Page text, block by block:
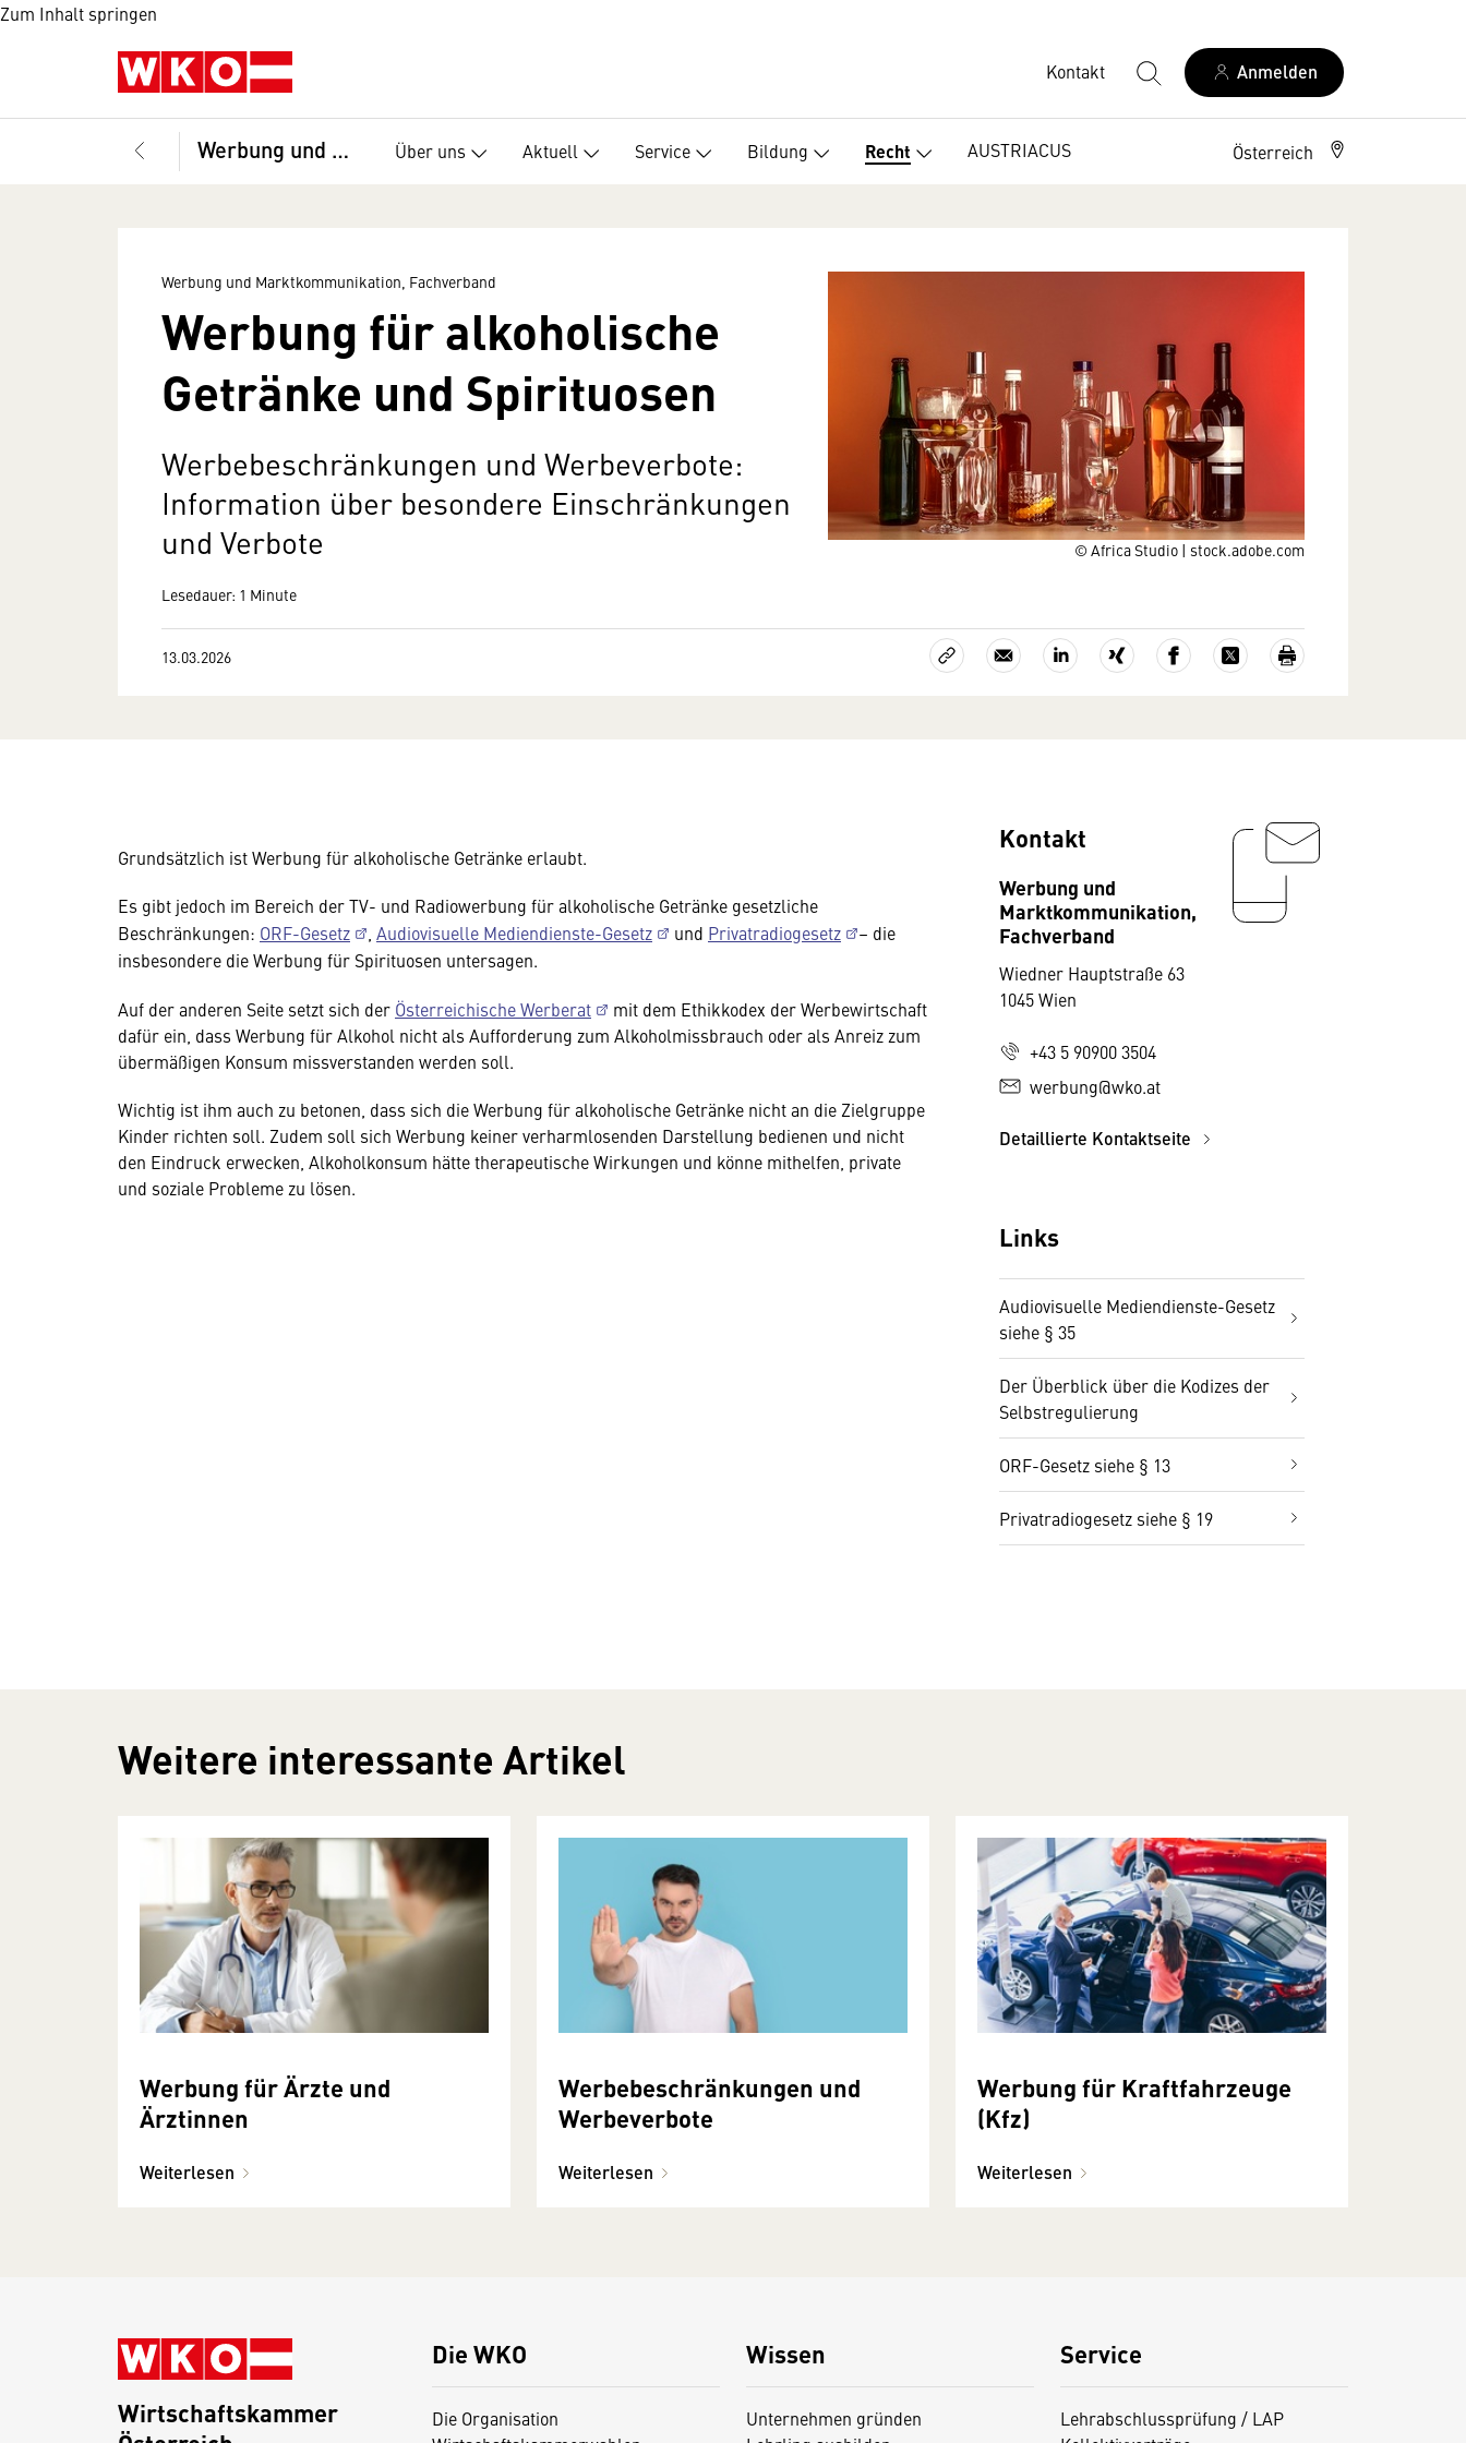
Zum Inhalt springen
Kontakt Anmelden
Werbung und Marktkommunikation, Fachverband Über uns Aktuell Service Bildung Recht AUSTRIACUS Österreich
© Africa Studio | stock.adobe.com
Werbung und Marktkommunikation, Fachverband
Werbung für alkoholische
Getränke und Spirituosen
Werbebeschränkungen und Werbeverbote:
Information über besondere Einschränkungen
und Verbote
Lesedauer: 1 Minute
13.03.2026
Grundsätzlich ist Werbung für alkoholische Getränke erlaubt.
Es gibt jedoch im Bereich der TV- und Radiowerbung für alkoholische Getränke gesetzliche
Beschränkungen: ORF-Gesetz Audiovisuelle Mediendienste-Gesetz und Privatradiogesetz
– die
insbesondere die Werbung für Spirituosen untersagen.
Auf der anderen Seite setzt sich der Österreichische Werberat
mit dem Ethikkodex der Werbewirtschaft
dafür ein, dass Werbung für Alkohol nicht als Aufforderung zum Alkoholmissbrauch oder als Anreiz zum
übermäßigen Konsum missverstanden werden soll.
Wichtig ist ihm auch zu betonen, dass sich die Werbung für alkoholische Getränke nicht an die Zielgruppe
Kinder richten soll. Zudem soll sich Werbung keiner verharmlosenden Darstellung bedienen und nicht
den Eindruck erwecken, Alkoholkonsum hätte therapeutische Wirkungen und könne mithelfen, private
und soziale Probleme zu lösen.
Kontakt
Werbung und
Marktkommunikation,
Fachverband
Wiedner Hauptstraße 63
1045 Wien
+43 5 90900 3504
werbung@wko.at
Detaillierte Kontaktseite
Links
Audiovisuelle Mediendienste-Gesetz
siehe § 35
Der Überblick über die Kodizes der
Selbstregulierung
ORF-Gesetz siehe § 13
Privatradiogesetz siehe § 19
Weitere interessante Artikel
Werbung für Ärzte und
Ärztinnen
Weiterlesen
Werbebeschränkungen und
Werbeverbote
Weiterlesen
Werbung für Kraftfahrzeuge
(Kfz)
Weiterlesen
Die WKO
Die Organisation
Wissen
Unternehmen gründen
Service
Lehrabschlussprüfung / LAP
Wirtschaftskammer